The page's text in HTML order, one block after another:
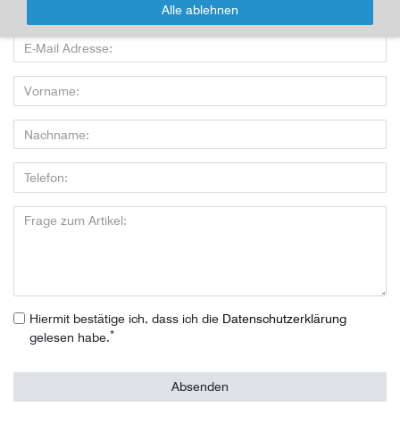
Hiermit bestätige ich, dass ich die Daten­schutz­erklärung
gelesen habe.*
Absenden
Alle ablehnen